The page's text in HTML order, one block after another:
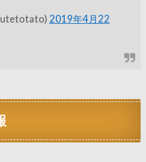
2019年4月22